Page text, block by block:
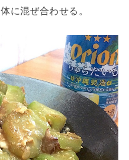
に混ぜ合わせる。